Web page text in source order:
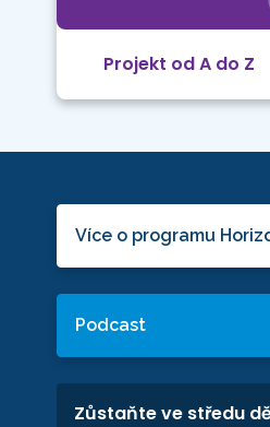
Projekt od A do Z
Více o programu
Podcast
Zůstaňte ve středu